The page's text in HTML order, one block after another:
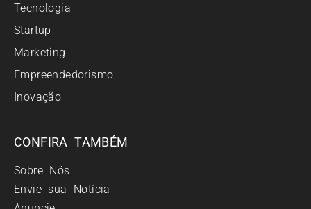
Tecnologia
Startup
Marketing
Empreendedorismo
Inovação
CONFIRA TAMBÉM
Sobre Nós
Envie sua Notícia